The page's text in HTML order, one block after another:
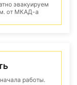
эвакуируем
от МКАД-а
работы.